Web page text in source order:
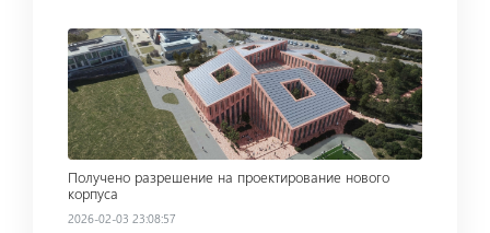
Read more
Получено разрешение на проектирование нового
корпуса
2026-02-03 23:08:57